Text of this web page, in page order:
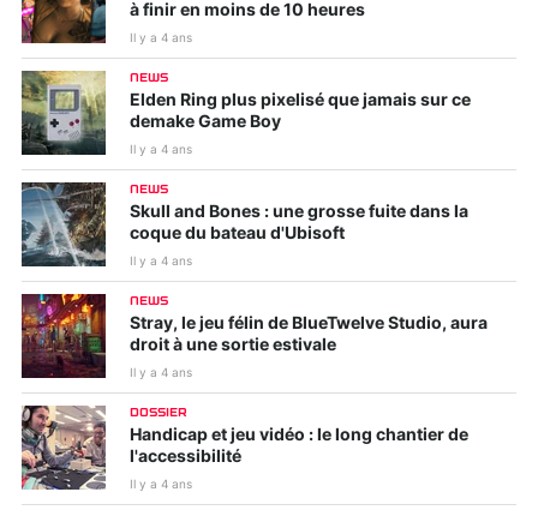
à finir en moins de 10 heures
Il y a 4 ans
NEWS
Elden Ring plus pixelisé que jamais sur ce
demake Game Boy
Il y a 4 ans
NEWS
Skull and Bones : une grosse fuite dans la
coque du bateau d'Ubisoft
Il y a 4 ans
NEWS
Stray, le jeu félin de BlueTwelve Studio, aura
droit à une sortie estivale
Il y a 4 ans
DOSSIER
Handicap et jeu vidéo : le long chantier de
l'accessibilité
Il y a 4 ans